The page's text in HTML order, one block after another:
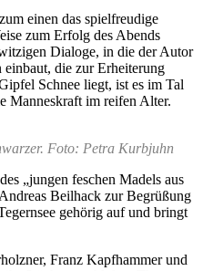
einen das spielfreudige
zum Erfolg des Abends
Dialoge, in die der Autor
die zur Erheiterung
Schnee liegt, ist es im Tal
Manneskraft im reifen Alter.
Foto: Petra Kurbjuhn
„jungen feschen Madels aus
Beilhack zur Begrüßung
gehörig auf und bringt
Franz Kapfhammer und